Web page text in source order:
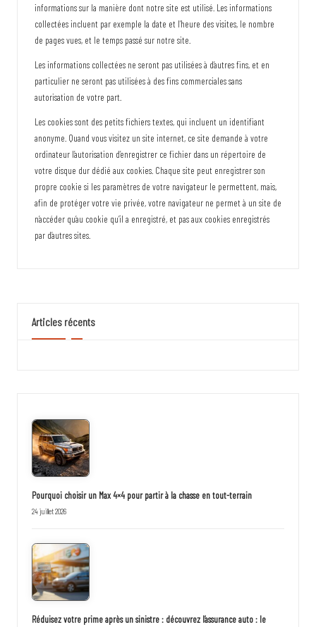
informations sur la manière dont notre site est utilisé. Les informations
collectées incluent par exemple la date et l’heure des visites, le nombre
de pages vues, et le temps passé sur notre site.
Les informations collectées ne seront pas utilisées à d’autres fins, et en
particulier ne seront pas utilisées à des fins commerciales sans
autorisation de votre part.
Les cookies sont des petits fichiers textes, qui incluent un identifiant
anonyme. Quand vous visitez un site internet, ce site demande à votre
ordinateur l’autorisation d’enregistrer ce fichier dans un répertoire de
votre disque dur dédié aux cookies. Chaque site peut enregistrer son
propre cookie si les paramètres de votre navigateur le permettent, mais,
afin de protéger votre vie privée, votre navigateur ne permet à un site de
n’accéder qu’au cookie qu’il a enregistré, et pas aux cookies enregistrés
par d’autres sites.
Articles récents
Pourquoi choisir un Max 4×4 pour partir à la chasse en tout-terrain
24 juillet 2026
Réduisez votre prime après un sinistre : découvrez l’assurance auto : le